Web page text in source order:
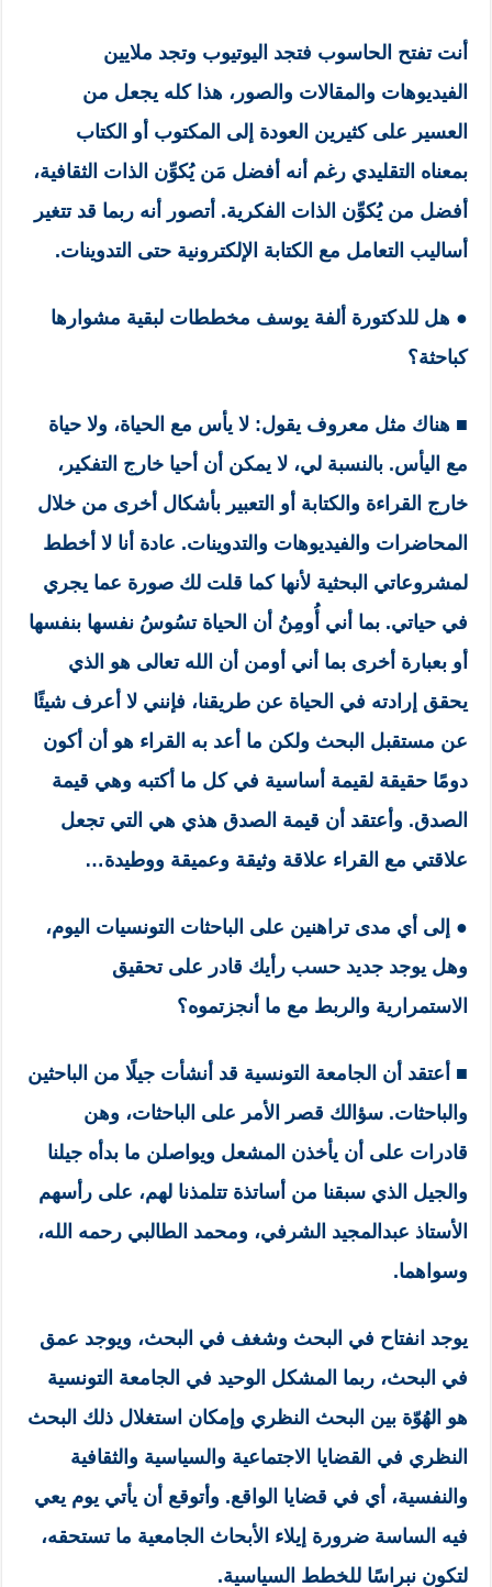
أنت تفتح الحاسوب فتجد اليوتيوب وتجد ملايين
الفيديوهات والمقالات والصور، هذا كله يجعل من
العسير على كثيرين العودة إلى المكتوب أو الكتاب
بمعناه التقليدي رغم أنه أفضل مَن يُكوِّن الذات الثقافية،
أفضل من يُكوِّن الذات الفكرية. أتصور أنه ربما قد تتغير
أساليب التعامل مع الكتابة الإلكترونية حتى التدوينات.
● هل للدكتورة ألفة يوسف مخططات لبقية مشوارها
كباحثة؟
■ هناك مثل معروف يقول: لا يأس مع الحياة، ولا حياة
مع اليأس. بالنسبة لي، لا يمكن أن أحيا خارج التفكير،
خارج القراءة والكتابة أو التعبير بأشكال أخرى من خلال
المحاضرات والفيديوهات والتدوينات. عادة أنا لا أخطط
لمشروعاتي البحثية لأنها كما قلت لك صورة عما يجري
في حياتي. بما أني أُومِنُ أن الحياة تسُوسُ نفسها بنفسها
أو بعبارة أخرى بما أني أومن أن الله تعالى هو الذي
يحقق إرادته في الحياة عن طريقنا، فإنني لا أعرف شيئًا
عن مستقبل البحث ولكن ما أعد به القراء هو أن أكون
دومًا حقيقة لقيمة أساسية في كل ما أكتبه وهي قيمة
الصدق. وأعتقد أن قيمة الصدق هذي هي التي تجعل
علاقتي مع القراء علاقة وثيقة وعميقة ووطيدة…
● إلى أي مدى تراهنين على الباحثات التونسيات اليوم،
وهل يوجد جديد حسب رأيك قادر على تحقيق
الاستمرارية والربط مع ما أنجزتموه؟
■ أعتقد أن الجامعة التونسية قد أنشأت جيلًا من الباحثين
والباحثات. سؤالك قصر الأمر على الباحثات، وهن
قادرات على أن يأخذن المشعل ويواصلن ما بدأه جيلنا
والجيل الذي سبقنا من أساتذة تتلمذنا لهم، على رأسهم
الأستاذ عبدالمجيد الشرفي، ومحمد الطالبي رحمه الله،
وسواهما.
يوجد انفتاح في البحث وشغف في البحث، ويوجد عمق
في البحث، ربما المشكل الوحيد في الجامعة التونسية
هو الهُوّة بين البحث النظري وإمكان استغلال ذلك البحث
النظري في القضايا الاجتماعية والسياسية والثقافية
والنفسية، أي في قضايا الواقع. وأتوقع أن يأتي يوم يعي
فيه الساسة ضرورة إيلاء الأبحاث الجامعية ما تستحقه،
لتكون نبراسًا للخطط السياسية.